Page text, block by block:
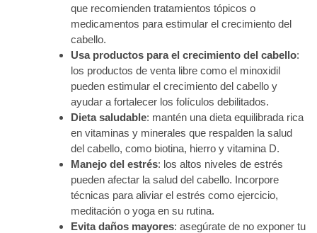
que recomienden tratamientos tópicos o
medicamentos para estimular el crecimiento del
cabello.
Usa productos para el crecimiento del cabello:
los productos de venta libre como el minoxidil
pueden estimular el crecimiento del cabello y
ayudar a fortalecer los folículos debilitados.
Dieta saludable: mantén una dieta equilibrada rica
en vitaminas y minerales que respalden la salud
del cabello, como biotina, hierro y vitamina D.
Manejo del estrés: los altos niveles de estrés
pueden afectar la salud del cabello. Incorpore
técnicas para aliviar el estrés como ejercicio,
meditación o yoga en su rutina.
Evita daños mayores: asegúrate de no exponer tu